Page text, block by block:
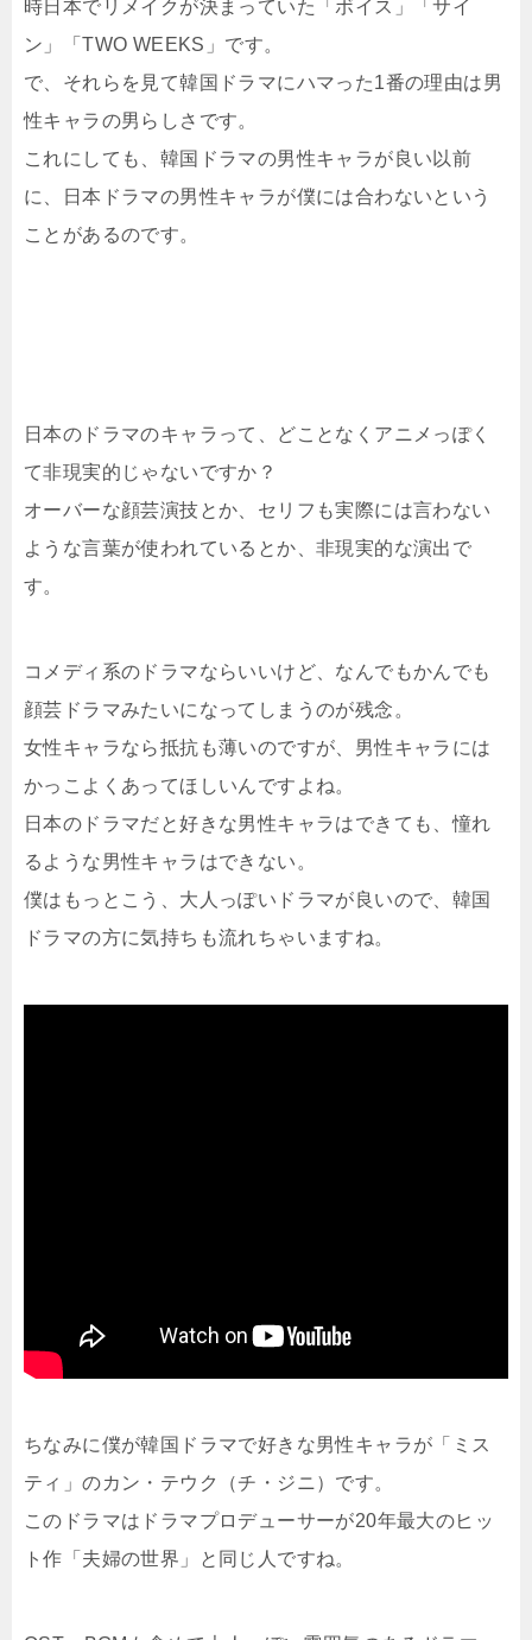
時日本でリメイクが決まっていた「ボイス」「サイ
ン」「TWO WEEKS」です。
で、それらを見て韓国ドラマにハマった1番の理由は男
性キャラの男らしさです。
これにしても、韓国ドラマの男性キャラが良い以前
に、日本ドラマの男性キャラが僕には合わないという
ことがあるのです。
日本のドラマのキャラって、どことなくアニメっぽく
て非現実的じゃないですか？
オーバーな顔芸演技とか、セリフも実際には言わない
ような言葉が使われているとか、非現実的な演出で
す。
コメディ系のドラマならいいけど、なんでもかんでも
顔芸ドラマみたいになってしまうのが残念。
女性キャラなら抵抗も薄いのですが、男性キャラには
かっこよくあってほしいんですよね。
日本のドラマだと好きな男性キャラはできても、憧れ
るような男性キャラはできない。
僕はもっとこう、大人っぽいドラマが良いので、韓国
ドラマの方に気持ちも流れちゃいますね。
ちなみに僕が韓国ドラマで好きな男性キャラが「ミス
ティ」のカン・テウク（チ・ジニ）です。
このドラマはドラマプロデューサーが20年最大のヒッ
ト作「夫婦の世界」と同じ人ですね。